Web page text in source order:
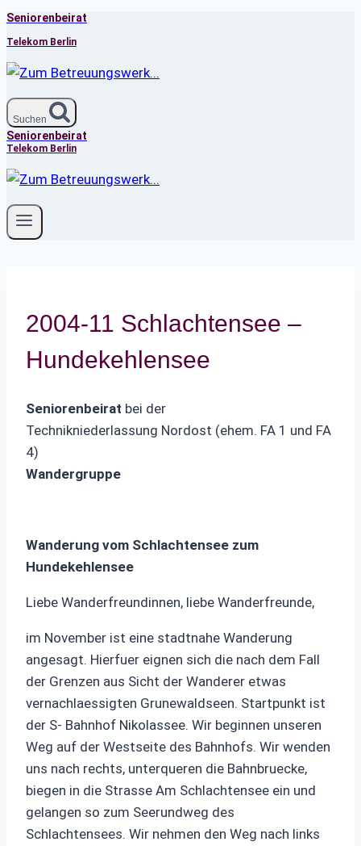
Zum
Inhalt
springen
Seniorenbeirat
Telekom Berlin
Suchen
Seniorenbeirat
Telekom Berlin
2004-11 Schlachtensee –
Hundekehlensee
Seniorenbeirat bei der
Technikniederlassung Nordost (ehem. FA 1 und FA
4)
Wandergruppe
Wanderung vom Schlachtensee zum
Hundekehlensee
Liebe Wanderfreundinnen, liebe Wanderfreunde,
im November ist eine stadtnahe Wanderung
angesagt. Hierfuer eignen sich die nach dem Fall
der Grenzen aus Sicht der Wanderer etwas
vernachlaessigten Grunewaldseen. Startpunkt ist
der S- Bahnhof Nikolassee. Wir beginnen unseren
Weg auf der Westseite des Bahnhofs. Wir wenden
uns nach rechts, unterqueren die Bahnbruecke,
biegen in die Strasse Am Schlachtensee ein und
gelangen so zum Seerundweg des
Schlachtensees. Wir nehmen den Weg nach links